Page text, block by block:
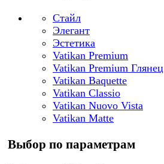
Стайл
Элегант
Эстетика
Vatikan Premium
Vatikan Premium Глянец
Vatikan Baquette
Vatikan Classio
Vatikan Nuovo Vista
Vatikan Matte
Выбор по параметрам